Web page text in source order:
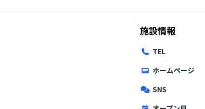
施設情報
TEL
ホームページ
SNS